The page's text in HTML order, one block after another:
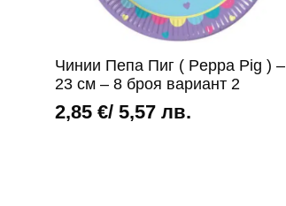
Чинии Пепа Пиг ( Peppa Pig ) –
23 см – 8 броя вариант 2
2,85 €/ 5,57 лв.